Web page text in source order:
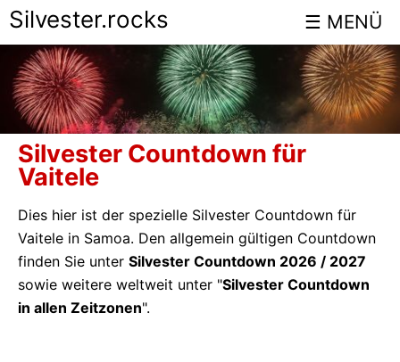
Silvester.rocks
Silvester Countdown für
Vaitele
Dies hier ist der spezielle Silvester Countdown für
Vaitele in Samoa. Den allgemein gültigen Countdown
finden Sie unter Silvester Countdown 2026 / 2027
sowie weitere weltweit unter "Silvester Countdown
in allen Zeitzonen".